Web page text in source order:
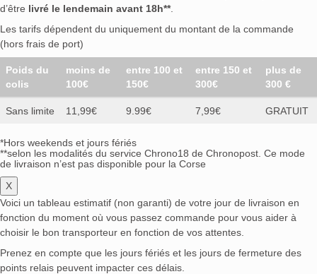
d’être livré le lendemain avant 18h**.
Les tarifs dépendent du uniquement du montant de la commande
(hors frais de port)
Poids du
colis
moins de
100€
entre 100 et
150€
entre 150 et
300€
plus de
300 €
Sans limite 11,99€ 9.99€ 7,99€ GRATUIT
*Hors weekends et jours fériés
**selon les modalités du service Chrono18 de Chronopost. Ce mode
de livraison n’est pas disponible pour la Corse
X
Voici un tableau estimatif (non garanti) de votre jour de livraison en
fonction du moment où vous passez commande pour vous aider à
choisir le bon transporteur en fonction de vos attentes.
Prenez en compte que les jours fériés et les jours de fermeture des
points relais peuvent impacter ces délais.